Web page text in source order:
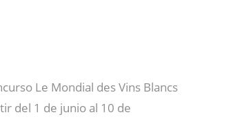
Le Mondial des Vins Blancs
del 1 de junio al 10 de